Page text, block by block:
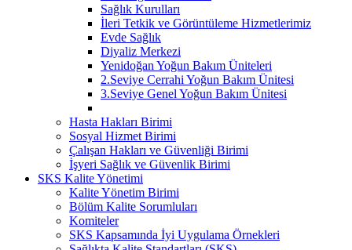
Sağlık Kurulları
İleri Tetkik ve Görüntüleme Hizmetlerimiz
Evde Sağlık
Diyaliz Merkezi
Yenidoğan Yoğun Bakım Üniteleri
2.Seviye Cerrahi Yoğun Bakım Ünitesi
3.Seviye Genel Yoğun Bakım Ünitesi
Hasta Hakları Birimi
Sosyal Hizmet Birimi
Çalışan Hakları ve Güvenliği Birimi
İşyeri Sağlık ve Güvenlik Birimi
SKS Kalite Yönetimi
Kalite Yönetim Birimi
Bölüm Kalite Sorumluları
Komiteler
SKS Kapsamında İyi Uygulama Örnekleri